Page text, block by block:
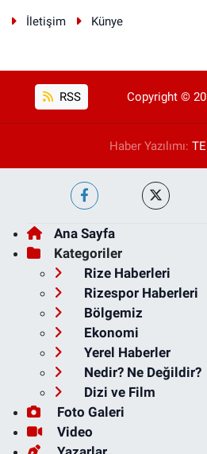
İletişim Künye
RSS Copyright ©
Haber Yazılımı:
Ana Sayfa
Kategoriler
Rize Haberleri
Rizespor Haberleri
Bölgemiz
Ekonomi
Yerel Haberler
Nedir? Ne Değildir?
Dizi ve Film
Foto Galeri
Video